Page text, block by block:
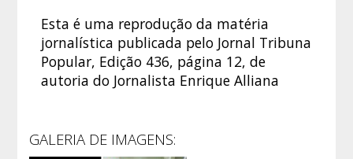
Esta é uma reprodução da matéria
jornalística publicada pelo Jornal Tribuna
Popular, Edição 436, página 12, de
autoria do Jornalista Enrique Alliana
GALERIA DE IMAGENS: